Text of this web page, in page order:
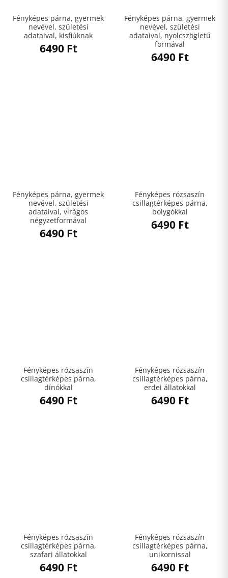
Fényképes párna, gyermek
nevével, születési
adataival, kisfiúknak
6490 Ft
Fényképes párna, gyermek
nevével, születési
adataival, nyolcszögletű
formával
6490 Ft
Fényképes párna, gyermek
nevével, születési
adataival, virágos
négyzetformával
6490 Ft
Fényképes rózsaszín
csillagtérképes párna,
bolygókkal
6490 Ft
Fényképes rózsaszín
csillagtérképes párna,
dínókkal
6490 Ft
Fényképes rózsaszín
csillagtérképes párna,
erdei állatokkal
6490 Ft
Fényképes rózsaszín
csillagtérképes párna,
szafari állatokkal
6490 Ft
Fényképes rózsaszín
csillagtérképes párna,
unikornissal
6490 Ft